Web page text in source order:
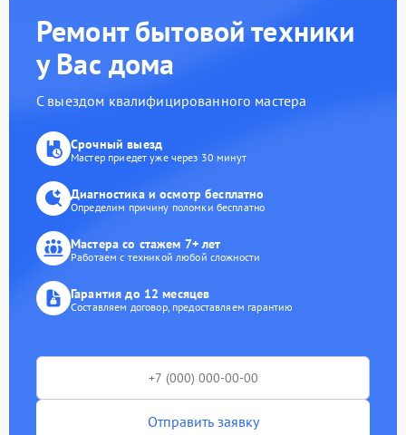
Ремонт бытовой техники
у Вас дома
С выездом квалифицированного мастера
Срочный выезд
Мастер приедет уже через 30 минут
Диагностика и осмотр бесплатно
Определим причину поломки бесплатно
Мастера со стажем 7+ лет
Работаем с техникой любой сложности
Гарантия до 12 месяцев
Составляем договор, предоставляем гарантию
Отправить заявку